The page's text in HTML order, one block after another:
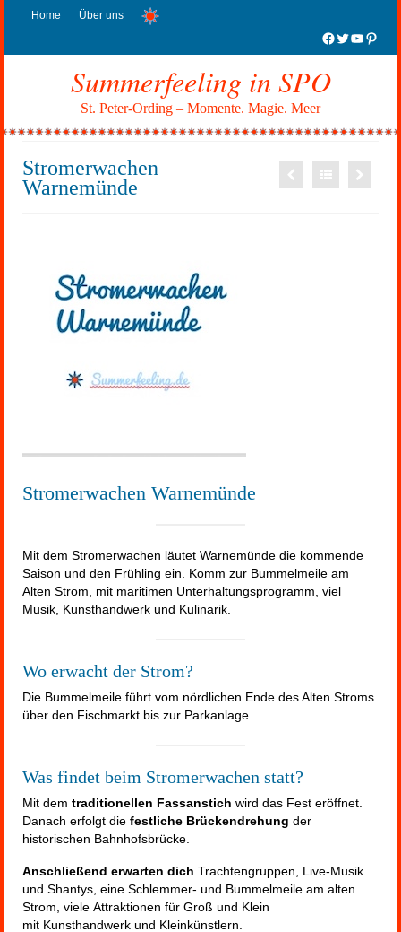
Home Über uns
Facebook
Twitter
Summerfeeling in SPO
St. Peter-Ording – Momente. Magie. Meer
Stromerwachen
Warnemünde
Stromerwachen Warnemünde
Mit dem Stromerwachen läutet Warnemünde die kommende
Saison und den Frühling ein. Komm zur Bummelmeile am
Alten Strom, mit maritimen Unterhaltungsprogramm, viel
Musik, Kunsthandwerk und Kulinarik.
Wo erwacht der Strom?
Die Bummelmeile führt vom nördlichen Ende des Alten Stroms
über den Fischmarkt bis zur Parkanlage.
Was findet beim Stromerwachen statt?
Mit dem traditionellen Fassanstich wird das Fest eröffnet.
Danach erfolgt die festliche Brückendrehung der
historischen Bahnhofsbrücke.
Anschließend erwarten dich Trachtengruppen, Live-Musik
und Shantys, eine Schlemmer- und Bummelmeile am alten
Strom, viele Attraktionen für Groß und Klein
mit Kunsthandwerk und Kleinkünstlern.